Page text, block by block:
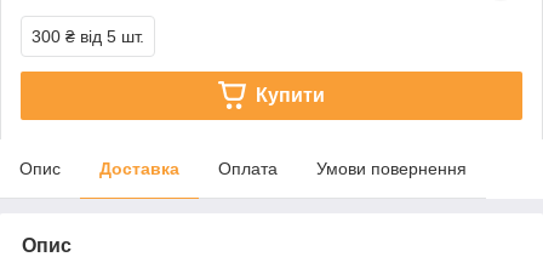
300 ₴ від 5 шт.
Купити
Опис Доставка Оплата Умови повернення
Опис